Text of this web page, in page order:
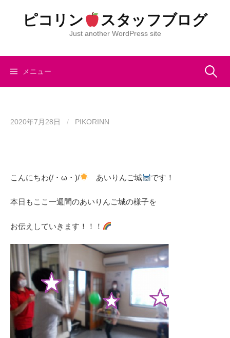
ツ
ピコリン スタッフブログ
Just another WordPress site
メニュー 検
2020年7月28日 / PIKORINN
こんにちわ(/・ω・)/ あいりんご城 です！
本日もここ一週間のあいりんご城の様子を
お伝えしていきます！！！